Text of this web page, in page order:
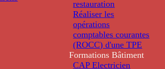
restauration
Réaliser les
opérations
comptables courantes
(ROCC) d'une TPE
Formations Bâtiment
CAP Electricien